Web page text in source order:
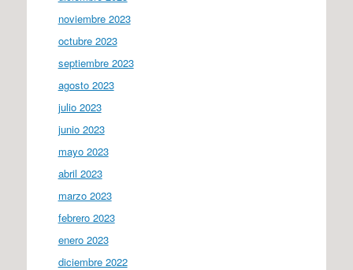
noviembre 2023
octubre 2023
septiembre 2023
agosto 2023
julio 2023
junio 2023
mayo 2023
abril 2023
marzo 2023
febrero 2023
enero 2023
diciembre 2022